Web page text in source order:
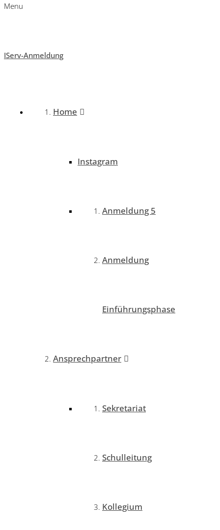
Menu
IServ-Anmeldung
Home
Instagram
Anmeldung 5
Anmeldung
Einführungsphase
Ansprechpartner
Sekretariat
Schulleitung
Kollegium